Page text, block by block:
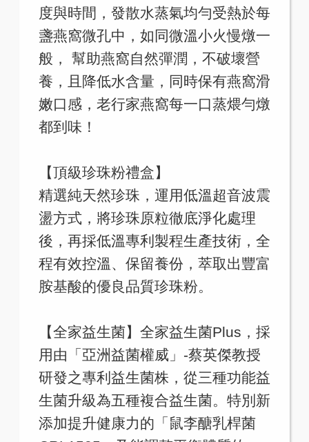
度與時間，發散水蒸氣均勻受熱於每
盞燕窩微孔中，如同微溫小火慢燉一
般， 幫助燕窩自然彈潤，不破壞營
養，且降低水含量，同時保有燕窩滑
嫩口感，老行家燕窩每一口蒸煨勻燉
都到味！
【頂級珍珠粉禮盒】
精選純天然珍珠，運用低溫超音波震
盪方式，將珍珠原粒徹底淨化處理
後，再採低溫專利製程生產技術，全
程有效控溫、保留養份，萃取出豐富
胺基酸的優良品質珍珠粉。
【全家益生菌】全家益生菌Plus，採
用由「亞洲益菌權威」-蔡英傑教授
研發之專利益生菌株，從三種功能益
生菌升級為五種複合益生菌。特別新
添加提升健康力的「鼠李醣乳桿菌